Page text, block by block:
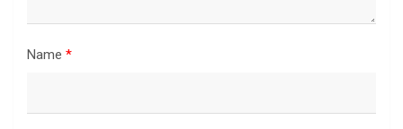
Name *